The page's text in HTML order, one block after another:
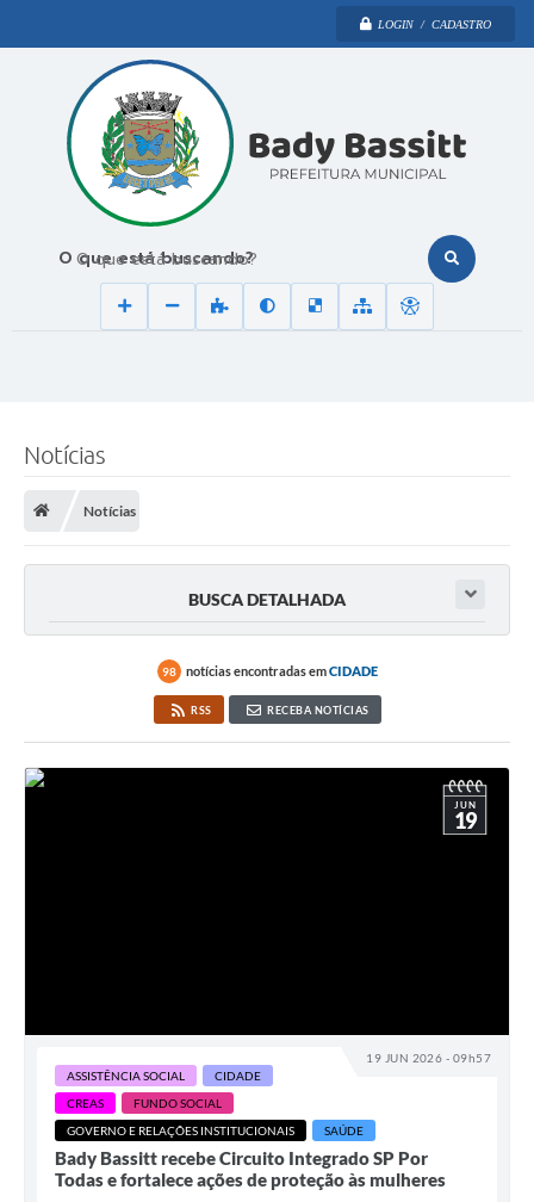
LOGIN / CADASTRO
O que está buscando?
Notícias
Notícias
BUSCA DETALHADA
98 notícias encontradas emCIDADE
RSS RECEBA NOTÍCIAS
19 JUN 2026 - 09h57
JUN
19
ASSISTÊNCIA SOCIAL
CIDADE
CREAS
FUNDO SOCIAL
GOVERNO E RELAÇÕES INSTITUCIONAIS
SAÚDE
Bady Bassitt recebe Circuito Integrado SP Por
Todas e fortalece ações de proteção às mulheres